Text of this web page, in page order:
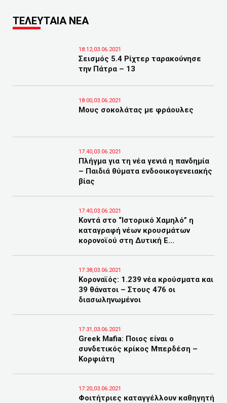
ΤΕΛΕΥΤΑΙΑ ΝΕΑ
18:12,03.06.2021
Σεισμός 5.4 Ρίχτερ ταρακούνησε
την Πάτρα – 13
18:00,03.06.2021
Μους σοκολάτας με φράουλες
17:40,03.06.2021
Πλήγμα για τη νέα γενιά η πανδημία
– Παιδιά θύματα ενδοοικογενειακής
βίας
17:40,03.06.2021
Κοντά στο “Ιστορικό Χαμηλό” η
καταγραφή νέων κρουσμάτων
κορονοϊού στη Δυτική Ε...
17:38,03.06.2021
Κοροναϊός: 1.239 νέα κρούσματα και
39 θάνατοι – Στους 476 οι
διασωληνωμένοι
17:31,03.06.2021
Greek Mafia: Ποιος είναι ο
συνδετικός κρίκος Μπερδέση –
Κορφιάτη
17:20,03.06.2021
Φοιτήτριες καταγγέλλουν καθηγητή